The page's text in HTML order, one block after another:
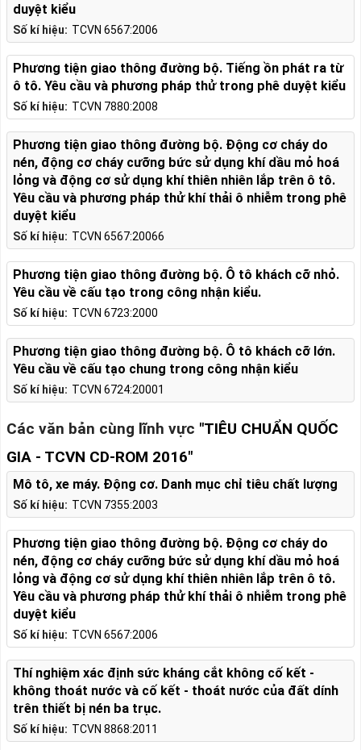
Số kí hiệu: TCVN 6567:2006
duyệt kiểu
Số kí hiệu: TCVN 7880:2008
Phương tiện giao thông đường bộ. Tiếng ồn phát ra từ
ô tô. Yêu cầu và phương pháp thử trong phê duyệt kiểu
Số kí hiệu: TCVN 6567:20066
Phương tiện giao thông đường bộ. Động cơ cháy do
nén, động cơ cháy cưỡng bức sử dụng khí dầu mỏ hoá
lỏng và động cơ sử dụng khí thiên nhiên lắp trên ô tô.
Yêu cầu và phương pháp thử khí thải ô nhiễm trong phê
duyệt kiểu
Số kí hiệu: TCVN 6723:2000
Phương tiện giao thông đường bộ. Ô tô khách cỡ nhỏ.
Yêu cầu về cấu tạo trong công nhận kiểu.
Số kí hiệu: TCVN 6724:20001
Phương tiện giao thông đường bộ. Ô tô khách cỡ lớn.
Yêu cầu về cấu tạo chung trong công nhận kiểu
Các văn bản cùng lĩnh vực "TIÊU CHUẨN QUỐC
GIA - TCVN CD-ROM 2016"
Số kí hiệu: TCVN 7355:2003
Mô tô, xe máy. Động cơ. Danh mục chỉ tiêu chất lượng
Số kí hiệu: TCVN 6567:2006
Phương tiện giao thông đường bộ. Động cơ cháy do
nén, động cơ cháy cưỡng bức sử dụng khí dầu mỏ hoá
lỏng và động cơ sử dụng khí thiên nhiên lắp trên ô tô.
Yêu cầu và phương pháp thử khí thải ô nhiễm trong phê
duyệt kiểu
Số kí hiệu: TCVN 8868:2011
Thí nghiệm xác định sức kháng cắt không cố kết -
không thoát nước và cố kết - thoát nước của đất dính
trên thiết bị nén ba trục.